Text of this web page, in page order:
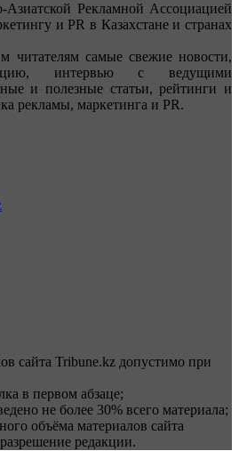
Азиатской Рекламной Ассоциацией
и PR в Казахстане и странах
читателям самые свежие новости,
интервью с ведущими
и полезные статьи, рейтинги и
рекламы, маркетинга и PR.
сайта Tribune.kz допустимо при
в первом абзаце;
не более 30% всего материала;
объёма материалов сайта
редакции.